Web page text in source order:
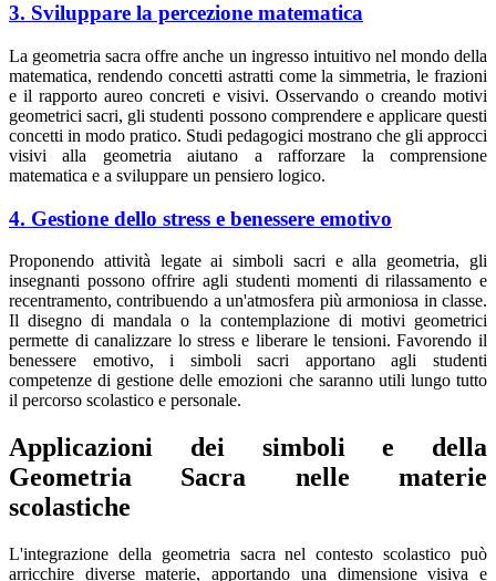
3. Sviluppare la percezione matematica
La geometria sacra offre anche un ingresso intuitivo nel mondo della
matematica, rendendo concetti astratti come la simmetria, le frazioni
e il rapporto aureo concreti e visivi. Osservando o creando motivi
geometrici sacri, gli studenti possono comprendere e applicare questi
concetti in modo pratico. Studi pedagogici mostrano che gli approcci
visivi alla geometria aiutano a rafforzare la comprensione
matematica e a sviluppare un pensiero logico.
4. Gestione dello stress e benessere emotivo
Proponendo attività legate ai simboli sacri e alla geometria, gli
insegnanti possono offrire agli studenti momenti di rilassamento e
recentramento, contribuendo a un'atmosfera più armoniosa in classe.
Il disegno di mandala o la contemplazione di motivi geometrici
permette di canalizzare lo stress e liberare le tensioni. Favorendo il
benessere emotivo, i simboli sacri apportano agli studenti
competenze di gestione delle emozioni che saranno utili lungo tutto
il percorso scolastico e personale.
Applicazioni dei simboli e della
Geometria Sacra nelle materie
scolastiche
L'integrazione della geometria sacra nel contesto scolastico può
arricchire diverse materie, apportando una dimensione visiva e